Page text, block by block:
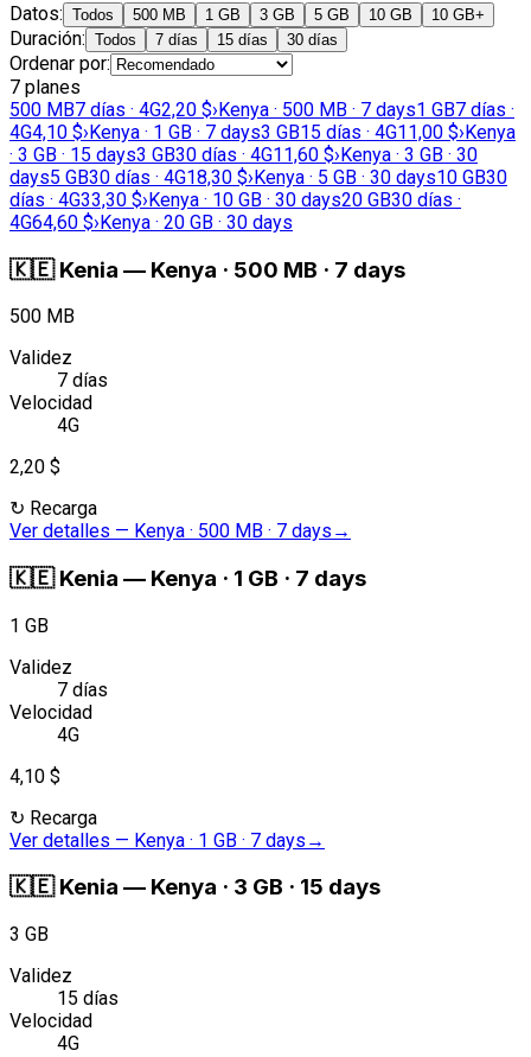
Datos: Todos 500 MB 1 GB 3 GB 5 GB 10 GB 10 GB+
Duración: Todos 7 días 15 días 30 días
Ordenar por:
7 planes
500 MB7 días · 4G2,20 $›Kenya · 500 MB · 7 days1 GB7 días ·
4G4,10 $›Kenya · 1 GB · 7 days3 GB15 días · 4G11,00 $›Kenya
· 3 GB · 15 days3 GB30 días · 4G11,60 $›Kenya · 3 GB · 30
days5 GB30 días · 4G18,30 $›Kenya · 5 GB · 30 days10 GB30
días · 4G33,30 $›Kenya · 10 GB · 30 days20 GB30 días ·
4G64,60 $›Kenya · 20 GB · 30 days
🇰🇪 Kenia — Kenya · 500 MB · 7 days
500 MB
Validez
7 días
Velocidad
4G
2,20 $
↻ Recarga
Ver detalles — Kenya · 500 MB · 7 days →
🇰🇪 Kenia — Kenya · 1 GB · 7 days
1 GB
Validez
7 días
Velocidad
4G
4,10 $
↻ Recarga
Ver detalles — Kenya · 1 GB · 7 days →
🇰🇪 Kenia — Kenya · 3 GB · 15 days
3 GB
Validez
15 días
Velocidad
4G